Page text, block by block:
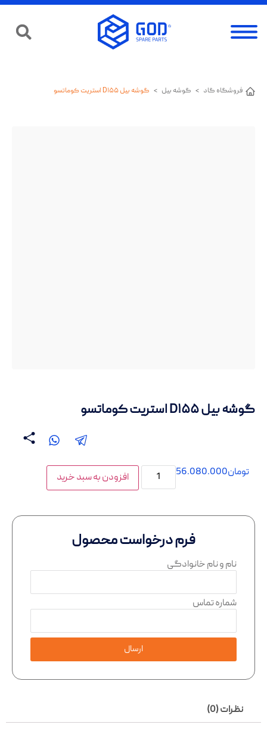
فروشگاه گاد > گوشه بیل > گوشه بیل D۱۵۵ استریت کوماتسو
گوشه بیل D۱۵۵ استریت کوماتسو
تومان56.080.000 افزودن به سبد خرید
فرم درخواست محصول
نام و نام خانوادگی
شماره تماس
ارسال
نظرات (0)